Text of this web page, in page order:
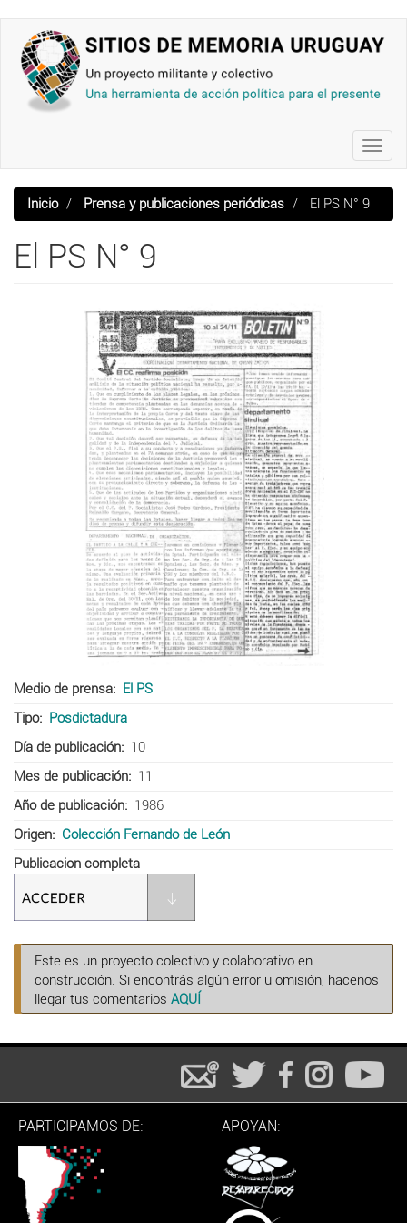
contenido
principal
Inicio Prensa y publicaciones periódicas El PS N° 9
El PS N° 9
Medio de prensa
El PS
Tipo
Posdictadura
Día de publicación
10
Mes de publicación
11
Año de publicación
1986
Origen
Colección Fernando de León
Publicacion completa
Este es un proyecto colectivo y colaborativo en
construcción. Si encontrás algún error u omisión, hacenos
llegar tus comentarios AQUÍ
PARTICIPAMOS DE: APOYAN: